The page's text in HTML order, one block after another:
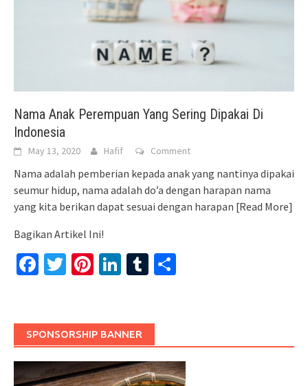
Nama Anak Perempuan Yang Sering Dipakai Di
Indonesia
May 13, 2020 Hafif Comment
Nama adalah pemberian kepada anak yang nantinya dipakai
seumur hidup, nama adalah do’a dengan harapan nama
yang kita berikan dapat sesuai dengan harapan [Read More]
Bagikan Artikel Ini!
Facebook
TwitterPinterest
LinkedIn
Tumblr
SPONSORSHIP BANNER